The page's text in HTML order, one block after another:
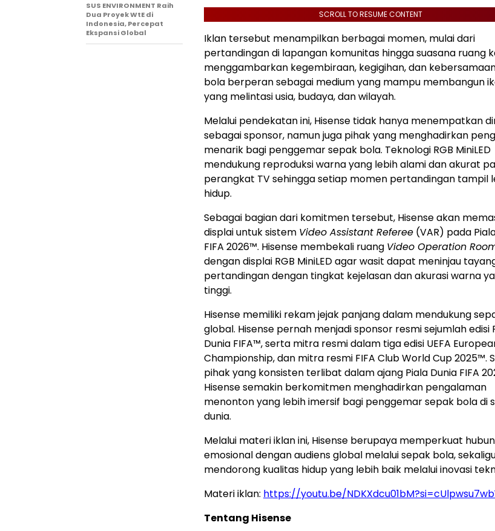
SCROLL TO RESUME CONTENT
Iklan tersebut menampilkan berbagai momen, mulai dari
pertandingan di lapangan komunitas hingga suasana ruang
menggambarkan kegembiraan, kegigihan, dan
bola berperan sebagai medium yang mampu membangun
yang melintasi usia, budaya, dan wilayah.
Melalui pendekatan ini, Hisense tidak hanya menempatkan
sebagai sponsor, namun juga pihak yang menghadirkan
menarik bagi penggemar sepak bola. Teknologi RGB MiniLED
mendukung reproduksi warna yang lebih alami dan akurat
perangkat TV sehingga setiap momen pertandingan tampil
hidup.
Sebagai bagian dari komitmen tersebut, Hisense akan
displai untuk sistem Video Assistant Referee (VAR) pada
FIFA 2026™. Hisense membekali ruang Video Operation
dengan displai RGB MiniLED agar wasit dapat meninjau
pertandingan dengan tingkat kejelasan dan akurasi warna
tinggi.
Hisense memiliki rekam jejak panjang dalam mendukung
global. Hisense pernah menjadi sponsor resmi sejumlah edisi
Dunia FIFA™, serta mitra resmi dalam tiga edisi UEFA
Championship, dan mitra resmi FIFA Club World Cup 2025™.
pihak yang konsisten terlibat dalam ajang Piala Dunia FIFA
Hisense semakin berkomitmen menghadirkan pengalaman
menonton yang lebih imersif bagi penggemar sepak bola di
dunia.
Melalui materi iklan ini, Hisense berupaya memperkuat
emosional dengan audiens global melalui sepak bola,
mendorong kualitas hidup yang lebih baik melalui inovasi
Materi iklan: https://youtu.be/
Tentang Hisense
SUS ENVIRONMENT Raih
Dua Proyek WtE di
Indonesia, Percepat
Ekspansi Global